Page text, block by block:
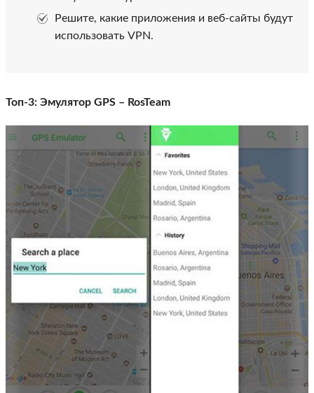
Решите, какие приложения и веб-сайты будут
использовать VPN.
Топ-3: Эмулятор GPS – RosTeam